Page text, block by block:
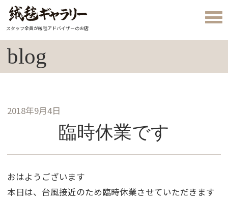
スタッフ全員が絨毯アドバイザーのお店
blog
2018年9月4日
臨時休業です
おはようございます
本日は、台風接近のため臨時休業させていただきます